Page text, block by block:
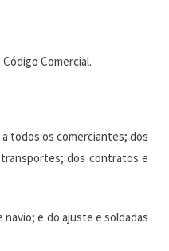
Comercial.
todos os comerciantes; dos
dos contratos e
e do ajuste e soldadas